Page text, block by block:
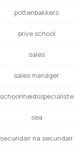
pottenbakkers
prive school
sales
sales manager
schoonheidsspecialiste
sea
secundair na secundair